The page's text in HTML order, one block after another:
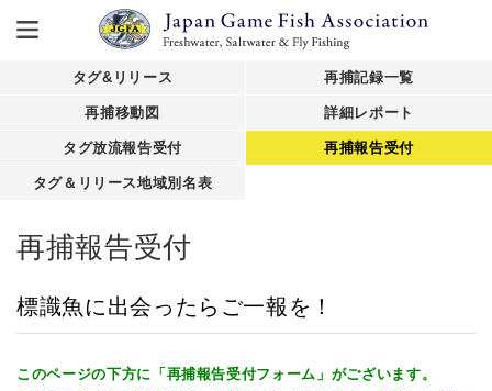
タグ&リリース 再捕記録一覧
再捕移動図 詳細レポート
タグ放流報告受付 再捕報告受付
タグ＆リリース地域別名表
再捕報告受付
標識魚に出会ったらご一報を！
このページの下方に「再捕報告受付フォーム」がございます。